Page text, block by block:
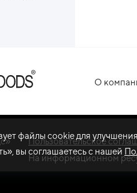
О
Пользовательское
На информационном
файлы cookie для
вы соглашаетесь с нашей